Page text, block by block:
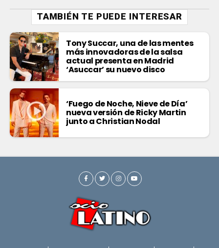
TAMBIÉN TE PUEDE INTERESAR
Tony Succar, una de las mentes
más innovadoras de la salsa
actual presenta en Madrid
‘Asuccar’ su nuevo disco
‘Fuego de Noche, Nieve de Día’
nueva versión de Ricky Martin
junto a Christian Nodal